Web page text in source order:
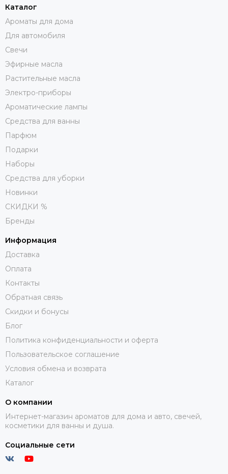
Каталог
Ароматы для дома
Для автомобиля
Свечи
Эфирные масла
Растительные масла
Электро-приборы
Ароматические лампы
Средства для ванны
Парфюм
Подарки
Наборы
Средства для уборки
Новинки
СКИДКИ %
Бренды
Информация
Доставка
Оплата
Контакты
Обратная связь
Скидки и бонусы
Блог
Политика конфиденциальности и оферта
Пользовательское соглашение
Условия обмена и возврата
Каталог
О компании
Интернет-магазин ароматов для дома и авто, свечей,
косметики для ванны и душа.
Социальные сети